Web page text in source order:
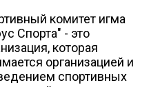
комитет игма
Спорта" - это
которая
организацией и
спортивных